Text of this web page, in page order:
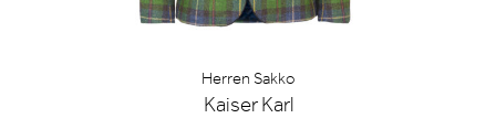
Herren Sakko
Kaiser Karl